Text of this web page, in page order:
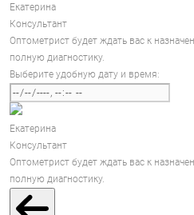
Екатерина
Консультант
Оптометрист будет ждать вас к
полную диагностику.
Выберите удобную дату и время:
Екатерина
Консультант
Оптометрист будет ждать вас к
полную диагностику.